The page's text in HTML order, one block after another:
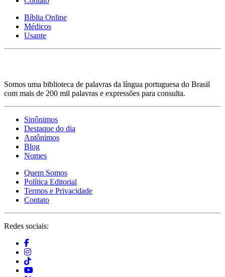
Bíblia Online
Médicos
Usante
Somos uma biblioteca de palavras da língua portuguesa do Brasil
com mais de 200 mil palavras e expressões para consulta.
Sinônimos
Destaque do dia
Antônimos
Blog
Nomes
Quem Somos
Política Editorial
Termos e Privacidade
Contato
Redes sociais: